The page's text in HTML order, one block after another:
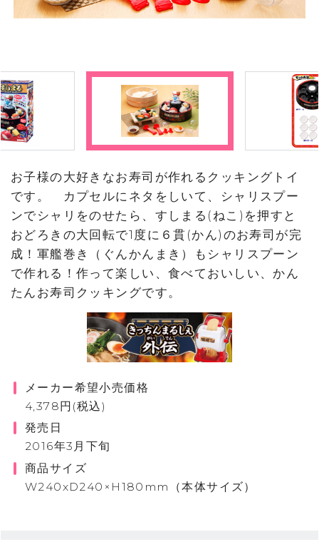
お子様の大好きなお寿司が作れるクッキングトイ
です。 カプセルにネタをしいて、シャリスプー
ンでシャリをのせたら、すしまる(ねこ)を押すと
おどろきの大回転で1度に６貫(かん)のお寿司が完
成！軍艦巻き（ぐんかんまき）もシャリスプーン
で作れる！作って楽しい、食べておいしい、かん
たんお寿司クッキングです。
メーカー希望小売価格
4,378円(税込)
発売日
2016年3月下旬
商品サイズ
W240xD240×H180mm（本体サイズ）